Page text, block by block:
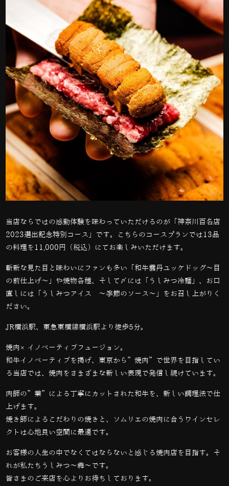
当店ならではの感動体験を味わっていただけるのが「神奈川百名店
2023選出記念特別コース」です。こちらのコースプランでは13品
の料理を11,000円（税込）にてお楽しみいただけます。
斬新な見た目と味わいにファンも多い「和牛雲丹ユッケドッグ～目
の前仕上げ～」や焼物各種、そして〆には「うしみつ冷麺」、お口
直しには「うしみつアイス ～季節のソース～」をお召し上がりく
ださい。
JR横浜駅、東急東横線横浜駅より徒歩5分。
焼肉×イノベーティブフュージョン。
和牛イノベーティブを掲げ、東京から”焼肉”で世界を目指してい
る当店では、焼肉をさまざまな新しい表現で発信し続けています。
肉師の”業”による丁寧にカットされた和牛を、新しい調理法で仕
上げます。
焼き師によるこだわりの焼きと、ソムリエの焼肉に合うワインセレ
クトは心地良い空間に最適です。
お客様の人生の中でなくてはならないと感じる焼肉店を目指す。そ
れが私たちうしみつ～犇～です。
皆さまのご来店を心よりお待ちしております。